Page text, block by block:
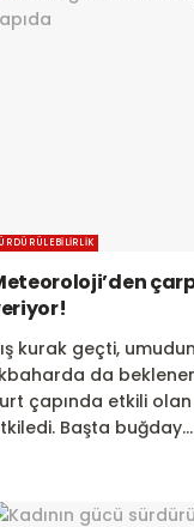
kurak geçti,
da
çapında etkili olan
Başta buğday...